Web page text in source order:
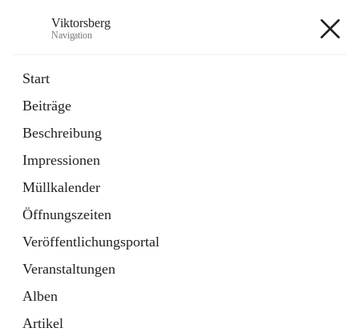
Viktorsberg
Navigation
Start
Beiträge
Beschreibung
Impressionen
Müllkalender
Öffnungszeiten
Veröffentlichungsportal
Veranstaltungen
Alben
Artikel
1 Schnellzugriff
Bürgerservice
10 Schnellzugriffe